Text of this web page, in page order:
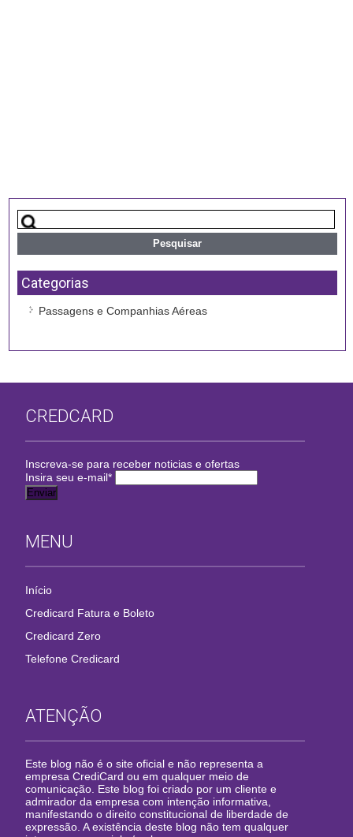
Categorias
Passagens e Companhias Aéreas
CREDCARD
Inscreva-se para receber noticias e ofertas
Insira seu e-mail*
MENU
Início
Credicard Fatura e Boleto
Credicard Zero
Telefone Credicard
ATENÇÃO
Este blog não é o site oficial e não representa a
empresa CrediCard ou em qualquer meio de
comunicação. Este blog foi criado por um cliente e
admirador da empresa com intenção informativa,
manifestando o direito constitucional de liberdade de
expressão. A existência deste blog não tem qualquer